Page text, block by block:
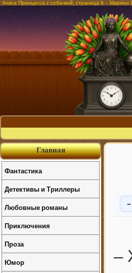
Книга Принцесса с собачкой, страница 9 – Марион
−
–
Главная
Фантастика
Детективы и Триллеры
Любовные романы
Приключения
Проза
Юмор